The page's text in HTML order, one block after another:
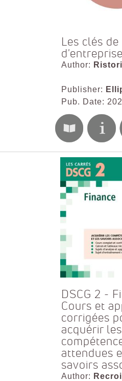
Les clés
Author:
Publisher:
Pub. Date:
DSCG 2 -
Cours et
corrigées
acquérir les
attendues
savoirs
Author: